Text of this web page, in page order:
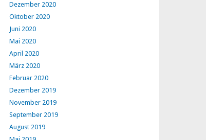
Dezember 2020
Oktober 2020
Juni 2020
Mai 2020
April 2020
März 2020
Februar 2020
Dezember 2019
November 2019
September 2019
August 2019